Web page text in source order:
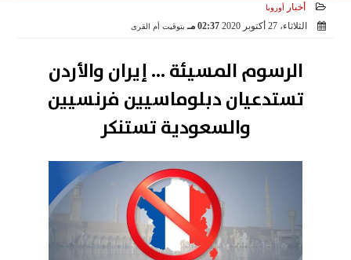
أخبار أوروبا
الثلاثاء، 27 أكتوبر 2020 02:37 مـ بتوقيت أم القرى
الرسوم المسيئة ... إيران والأردن
تستدعيان دبلوماسيين فرنسيين
والسعودية تستنكر